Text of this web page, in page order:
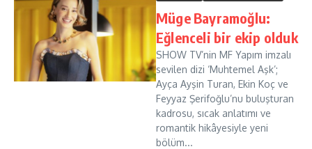
Müge Bayramoğlu:
Eğlenceli bir ekip olduk
SHOW TV’nin MF Yapım imzalı
sevilen dizi ‘Muhtemel Aşk’;
Ayça Ayşin Turan, Ekin Koç ve
Feyyaz Şerifoğlu’nu buluşturan
kadrosu, sıcak anlatımı ve
romantik hikâyesiyle yeni
bölüm...